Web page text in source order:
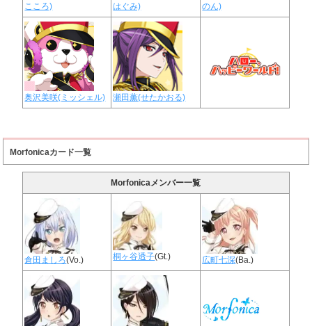
こころ)
はぐみ)
のん)
奥沢美咲(ミッシェル) 瀬田薫(せたかおる)
Morfonicaカード一覧
Morfonicaメンバー一覧
倉田ましろ(Vo.) 桐ヶ谷透子(Gt.) 広町七深(Ba.)